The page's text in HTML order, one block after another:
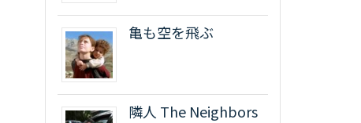
亀も空を飛ぶ
隣人 The Neighbors